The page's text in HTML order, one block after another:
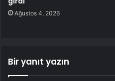
Ağustos 4, 2026
Bir yanıt yazın